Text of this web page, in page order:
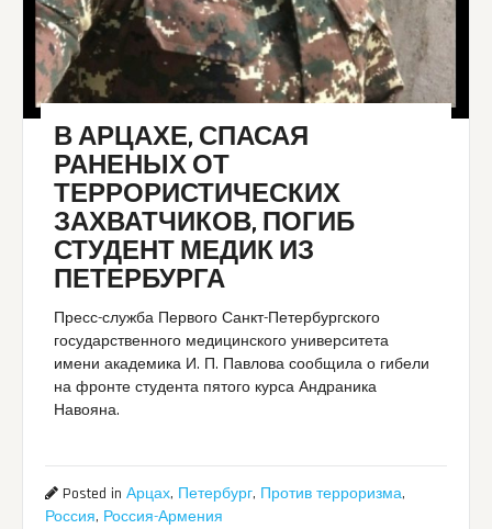
В АРЦАХЕ, СПАСАЯ
РАНЕНЫХ ОТ
ТЕРРОРИСТИЧЕСКИХ
ЗАХВАТЧИКОВ, ПОГИБ
СТУДЕНТ МЕДИК ИЗ
ПЕТЕРБУРГА
Пресс-служба Первого Санкт-Петербургского
государственного медицинского университета
имени академика И. П. Павлова сообщила о гибели
на фронте студента пятого курса Андраника
Навояна.
Posted inАрцах, Петербург, Против терроризма,
Россия, Россия-Армения